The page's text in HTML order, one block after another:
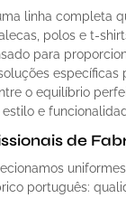
linha completa
polos e t-
para
específicas
o equilíbrio
estilo e
de
português: